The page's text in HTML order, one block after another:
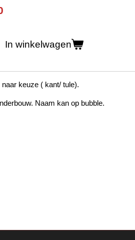
In winkelwagen
keuze ( kant/ tule).
Naam kan op bubble.